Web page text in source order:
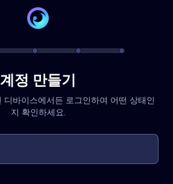
계정 만들기
디바이스에서든 로그인하여 어떤 상태인
지 확인하세요.